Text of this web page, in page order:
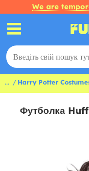
We are
... Harry Potter
Футболка